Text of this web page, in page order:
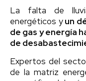
La falta de
energéticos yun
de gas y energía
de
Expertos del
de la matriz